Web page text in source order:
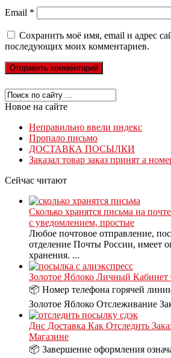
Email *
Сохранить моё имя, email и адрес
последующих моих комментариев.
Новое на сайте
Неправильно ввели индекс
Пропало письмо
ДОСТАВКА ПОСЫЛКИ
Заказал товар заказ принят а
Сейчас читают
Сколько хранятся письма на
с уведомлением, простые
Любое почтовое отправление,
отделение Почты России, имеет
хранения. ...
Золотое Яблоко Личный Кабинет
📦 Номер телефона горячей
Золотое Яблоко Отслеживание
Днс Доставка Как Отследить
Магазине
📦 Завершение оформления